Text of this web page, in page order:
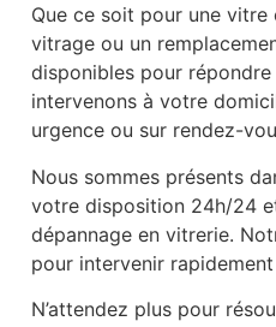
Que ce soit pour une
vitrage ou un
disponibles pour
intervenons à votre
urgence ou sur rendez-
Nous sommes présents
votre disposition 24h/24
dépannage en vitrerie.
pour intervenir
N’attendez plus pour